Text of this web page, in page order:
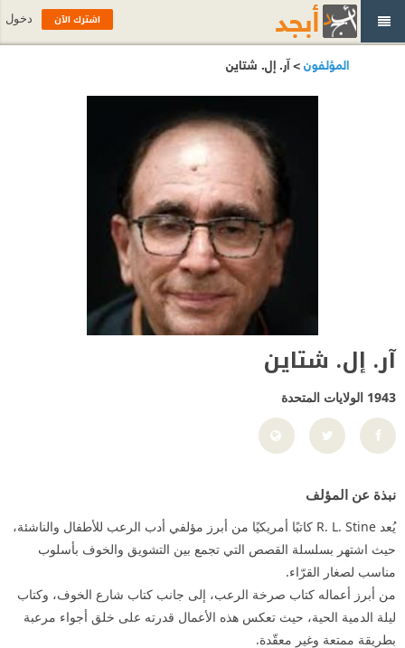
المؤلفون> آر. إل. شتاين
آر. إل. شتاين
1943 الولايات المتحدة
نبذة عن المؤلف
يُعد R. L. Stine كاتبًا أمريكيًا من أبرز مؤلفي أدب الرعب للأطفال والناشئة،
حيث اشتهر بسلسلة القصص التي تجمع بين التشويق والخوف بأسلوب
مناسب لصغار القرّاء.
من أبرز أعماله كتاب صرخة الرعب، إلى جانب كتاب شارع الخوف، وكتاب
ليلة الدمية الحية، حيث تعكس هذه الأعمال قدرته على خلق أجواء مرعبة
بطريقة ممتعة وغير معقّدة.
اشترك الآن دخول